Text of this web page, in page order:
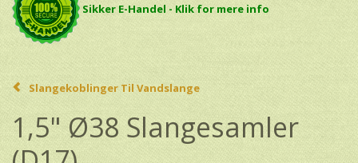
Sikker E-Handel - Klik for mere info
Slangekoblinger Til Vandslange
1,5" Ø38 Slangesamler